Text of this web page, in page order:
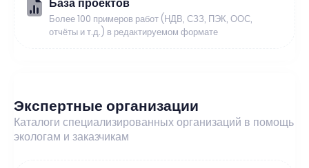
База проектов
Более 100 примеров работ (НДВ, СЗЗ, ПЭК, ООС,
отчёты и т.д.) в редактируемом формате
Экспертные организации
Каталоги специализированных организаций в помощь
экологам и заказчикам